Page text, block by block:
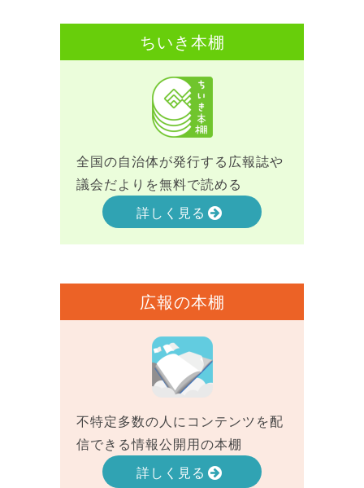
ちいき本棚
全国の自治体が発行する広報誌や
議会だよりを無料で読める
詳しく見る
広報の本棚
不特定多数の人にコンテンツを配
信できる情報公開用の本棚
詳しく見る